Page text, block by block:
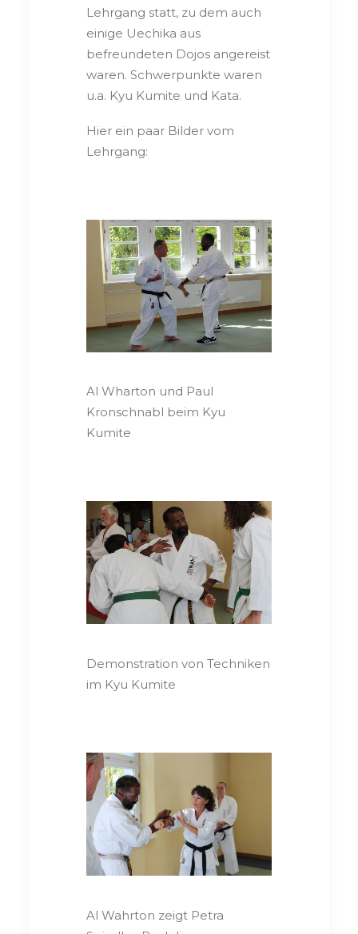
Lehrgang statt, zu dem auch
einige Uechika aus
befreundeten Dojos angereist
waren. Schwerpunkte waren
u.a. Kyu Kumite und Kata.
Hier ein paar Bilder vom
Lehrgang:
Al Wharton und Paul
Kronschnabl beim Kyu
Kumite
Demonstration von Techniken
im Kyu Kumite
Al Wahrton zeigt Petra